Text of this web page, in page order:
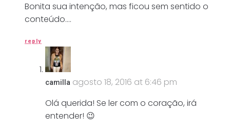
Bonita sua intenção, mas ficou sem sentido o
conteúdo….
reply
camilla agosto 18, 2016 at 6:46 pm
Olá querida! Se ler com o coração, irá
entender! 😉